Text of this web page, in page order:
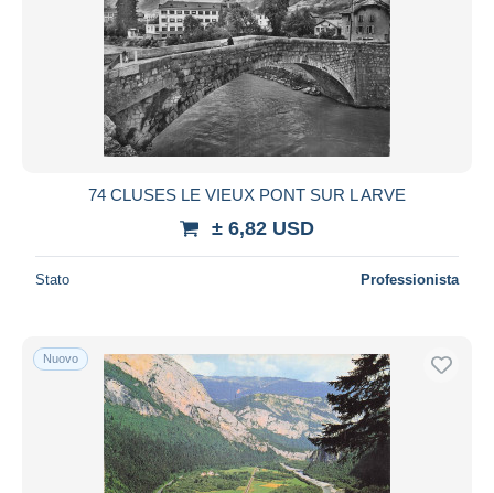
74 CLUSES LE VIEUX PONT SUR L ARVE
± 6,82 USD
Stato Professionista
Nuovo